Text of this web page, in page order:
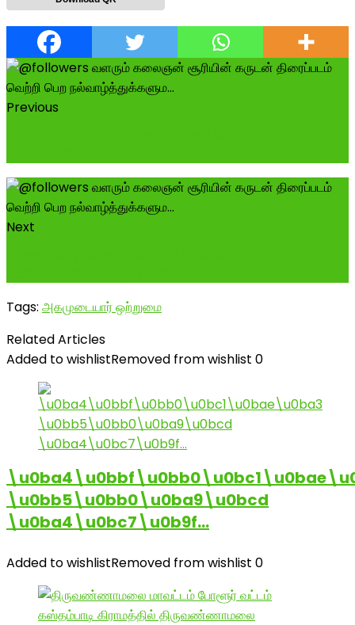
Previous
Next
Tags: அகமுடையார் ஒற்றுமை
Related Articles
Added to wishlistRemoved from wishlist 0
\u0bb5\u0bb0\u0ba9\u0bcd
\u0ba4\u0bc7\u0b9f…
Added to wishlistRemoved from wishlist 0